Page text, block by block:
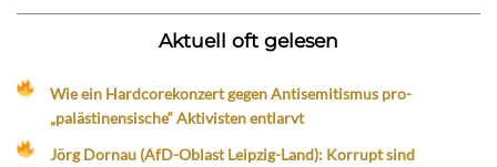
Aktuell oft gelesen
Wie ein Hardcorekonzert gegen Antisemitismus pro-
„palästinensische“ Aktivisten entlarvt
Jörg Dornau (AfD-Oblast Leipzig-Land): Korrupt sind